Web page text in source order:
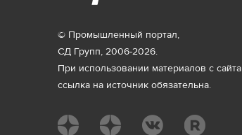
© Промышленный портал,
СД Групп, 2006-2026.
При использовании материалов с сайта
ссылка на источник обязательна.